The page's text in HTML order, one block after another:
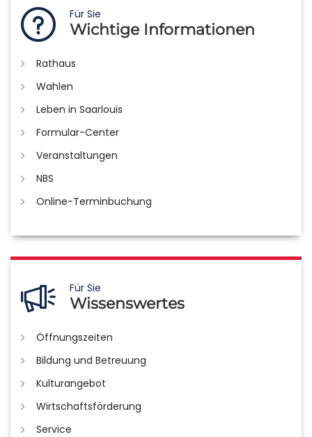
Für Sie
Wichtige Informationen
Rathaus
Wahlen
Leben in Saarlouis
Formular-Center
Veranstaltungen
NBS
Online-Terminbuchung
Für Sie
Wissenswertes
Öffnungszeiten
Bildung und Betreuung
Kulturangebot
Wirtschaftsförderung
Service